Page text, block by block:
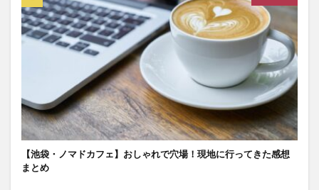
【池袋・ノマドカフェ】おしゃれで穴場！現地に行ってきた感想
まとめ